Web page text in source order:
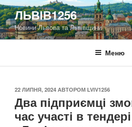
Перейти
до
вмісту
ЛЬВІВ1256
Новини Львова та Львівщини
Меню
ОПУБЛІКОВАНО
22 ЛИПНЯ, 2024 АВТОРОМ LVIV1256
Два підприємці
час участі в тендері